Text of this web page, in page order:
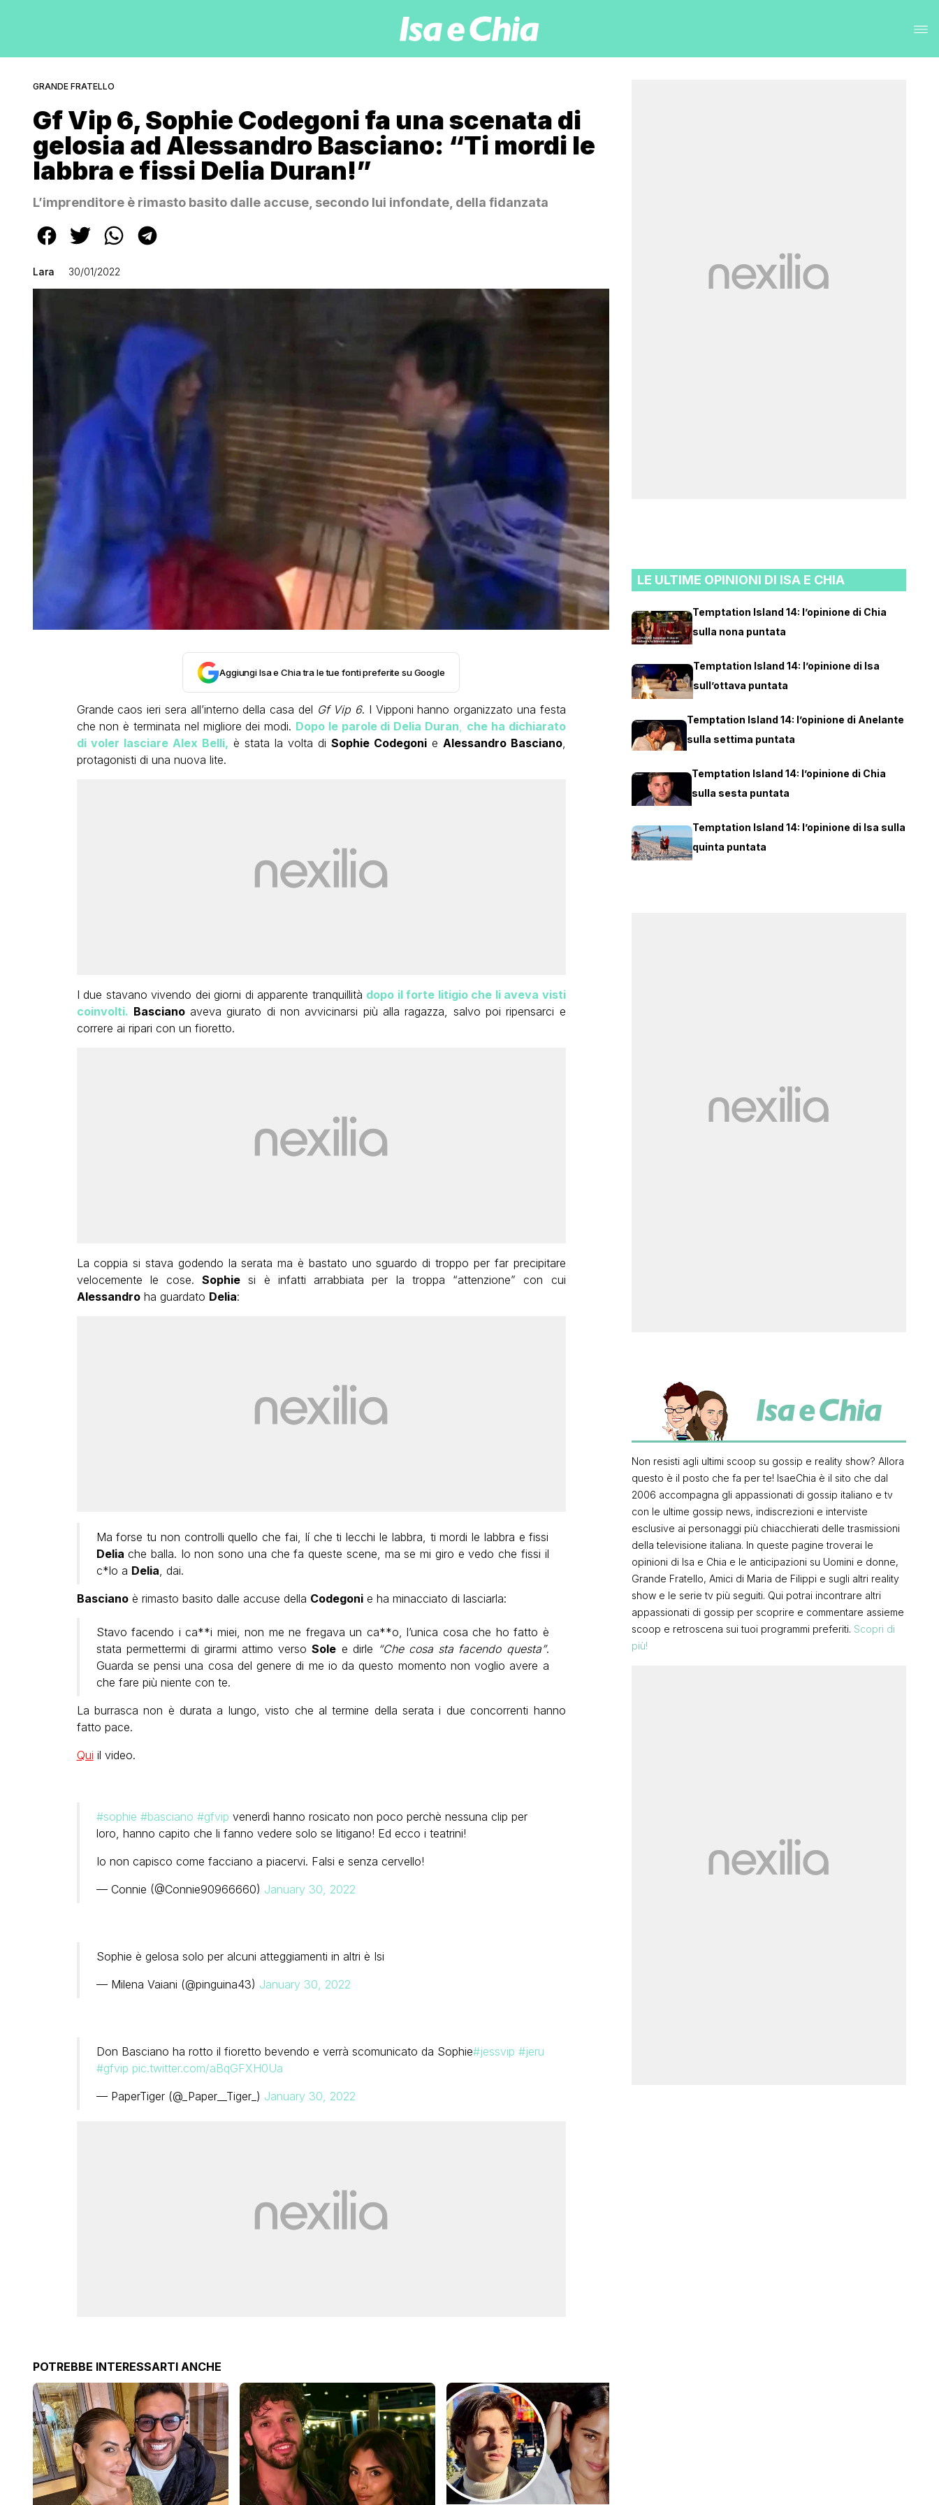
GRANDE FRATELLO
Gf Vip 6, Sophie Codegoni fa una scenata di
gelosia ad Alessandro Basciano: “Ti mordi le
labbra e fissi Delia Duran!”
L’imprenditore è rimasto basito dalle accuse, secondo lui infondate, della fidanzata
Lara 30/01/2022
Aggiungi Isa e Chia tra le tue fonti preferite su Google
Grande caos ieri sera all’interno della casa del Gf Vip 6. I Vipponi hanno organizzato una festa
che non è terminata nel migliore dei modi. Dopo le parole di Delia Duran, che ha dichiarato
di voler lasciare Alex Belli, è stata la volta di Sophie Codegonie Alessandro Basciano,
protagonisti di una nuova lite.
I due stavano vivendo dei giorni di apparente tranquillità dopo il forte litigio che li aveva visti
coinvolti. Bascianoaveva giurato di non avvicinarsi più alla ragazza, salvo poi ripensarci e
correre ai ripari con un fioretto.
La coppia si stava godendo la serata ma è bastato uno sguardo di troppo per far precipitare
velocemente le cose.Sophie si è infatti arrabbiata per la troppa “attenzione” con cui
Alessandroha guardato Delia:
Ma forse tu non controlli quello che fai, lí che ti lecchi le labbra, ti mordi le labbra e fissi
Delia che balla. Io non sono una che fa queste scene, ma se mi giro e vedo che fissi il
c*lo a Delia, dai.
Bascianoè rimasto basito dalle accuse della Codegonie ha minacciato di lasciarla:
Stavo facendo i ca**i miei, non me ne fregava un ca**o, l’unica cosa che ho fatto è
stata permettermi di girarmi attimo versoSole e dirle “Che cosa sta facendo questa”.
Guarda se pensi una cosa del genere di me io da questo momento non voglio avere a
che fare più niente con te.
La burrasca non è durata a lungo, visto che al termine della serata i due concorrenti hanno
fatto pace.
Qui il video.
#sophie #basciano #gfvip venerdì hanno rosicato non poco perchè nessuna clip per
loro, hanno capito che li fanno vedere solo se litigano! Ed ecco i teatrini!
Io non capisco come facciano a piacervi. Falsi e senza cervello!
— Connie (@Connie90966660) January 30, 2022
Sophie è gelosa solo per alcuni atteggiamenti in altri è Isi
— Milena Vaiani (@pinguina43) January 30, 2022
Don Basciano ha rotto il fioretto bevendo e verrà scomunicato da Sophie#jessvip #jeru
#gfvip pic.twitter.com/aBqGFXH0Ua
— PaperTiger (@_Paper__Tiger_) January 30, 2022
POTREBBE INTERESSARTI ANCHE
LE ULTIME OPINIONI DI ISA E CHIA
Temptation Island 14: l’opinione di Chia
sulla nona puntata
Temptation Island 14: l’opinione di Isa
sull’ottava puntata
Temptation Island 14: l’opinione di Anelante
sulla settima puntata
Temptation Island 14: l’opinione di Chia
sulla sesta puntata
Temptation Island 14: l’opinione di Isa sulla
quinta puntata
Non resisti agli ultimi scoop su gossip e reality show? Allora
questo è il posto che fa per te! IsaeChia è il sito che dal
2006 accompagna gli appassionati di gossip italiano e tv
con le ultime gossip news, indiscrezioni e interviste
esclusive ai personaggi più chiacchierati delle trasmissioni
della televisione italiana. In queste pagine troverai le
opinioni di Isa e Chia e le anticipazioni su Uomini e donne,
Grande Fratello, Amici di Maria de Filippi e sugli altri reality
show e le serie tv più seguiti. Qui potrai incontrare altri
appassionati di gossip per scoprire e commentare assieme
scoop e retroscena sui tuoi programmi preferiti. Scopri di
più!